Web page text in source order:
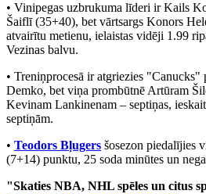
• Vinipegas uzbrukuma līderi ir Kails
Šaiflī (35+40), bet vārtsargs Konors
atvairītu metienu, ielaistas vidēji 1.99
Vezinas balvu.
• Treniņprocesā ir atgriezies "Canucks"
Demko, bet viņa prombūtnē Artūram
Kevinam Lankinenam – septiņas,
septiņām.
• Teodors Bļugers šosezon piedalījies
(7+14) punktu, 25 soda minūtes un
"Skaties NBA, NHL spēles un citus